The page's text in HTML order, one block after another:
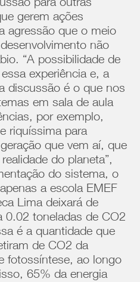
para outras
gerem ações
agressão que o meio
não
“A possibilidade de
experiência e, a
discussão é o que nos
em sala de aula
por exemplo,
riquíssima para
que vem aí, que
do planeta”,
do sistema, o
a escola EMEF
Lima deixará de
0.02 toneladas de CO2
é a quantidade que
de CO2 da
fotossíntese, ao longo
65% da energia